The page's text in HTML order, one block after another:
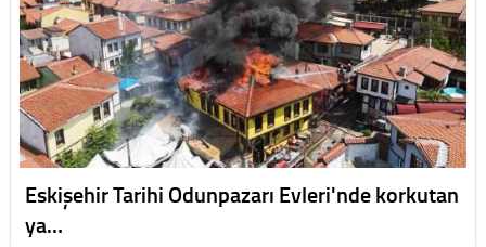
Eskişehir Tarihi Odunpazarı Evleri'nde korkutan
ya…